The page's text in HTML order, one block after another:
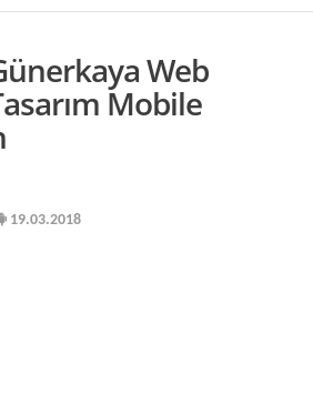
Web
Mobile
19.03.2018